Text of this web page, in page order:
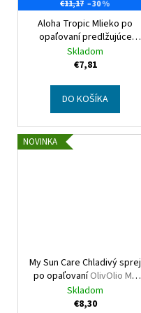
€11,17 –30 %
Aloha Tropic Mlieko po
opaľovaní predlžujúce
opálenieAloha Tropic
After Sun Tan Extender
Skladom
€7,81
DO KOŠÍKA
NOVINKA
My Sun Care Chladivý sprej
po opaľovaníOlivOlio My
Sun Care After Sun Ice
Cooling Spray
Skladom
€8,30